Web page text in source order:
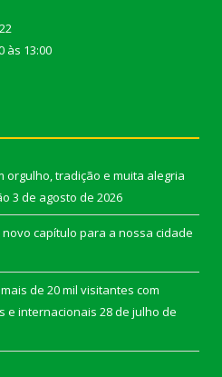
às 13:00
orgulho, tradição e muita alegria
3 de agosto de 2026
capítulo para a nossa cidade
de 20 mil visitantes com
e internacionais 28 de julho de